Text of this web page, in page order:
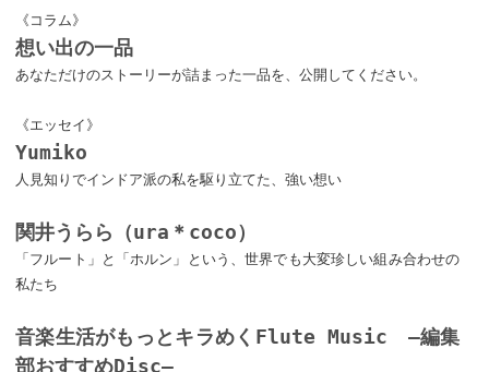
《コラム》
想い出の一品
あなただけのストーリーが詰まった一品を、公開してください。
《エッセイ》
Yumiko
人見知りでインドア派の私を駆り立てた、強い想い
関井うらら（ura＊coco）
「フルート」と「ホルン」という、世界でも大変珍しい組み合わせの
私たち
音楽生活がもっとキラめくFlute Music —編集
部おすすめDisc—